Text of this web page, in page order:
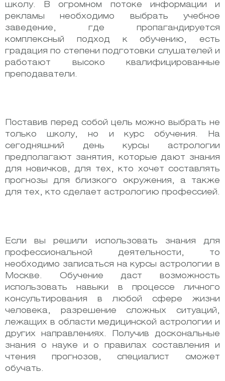
школу. В огромном потоке информации и
рекламы необходимо выбрать учебное
заведение, где пропагандируется
комплексный подход к обучению, есть
градация по степени подготовки слушателей и
работают высоко квалифицированные
преподаватели.
Поставив перед собой цель можно выбрать не
только школу, но и курс обучения. На
сегодняшний день курсы астрологии
предполагают занятия, которые дают знания
для новичков, для тех, кто хочет составлять
прогнозы для близкого окружения, а также
для тех, кто сделает астрологию профессией.
Если вы решили использовать знания для
профессиональной деятельности, то
необходимо записаться на курсы астрологии в
Москве. Обучение даст возможность
использовать навыки в процессе личного
консультирования в любой сфере жизни
человека, разрешение сложных ситуаций,
лежащих в области медицинской астрологии и
других направлениях. Получив доскональные
знания о науке и о правилах составления и
чтения прогнозов, специалист сможет
обучать.